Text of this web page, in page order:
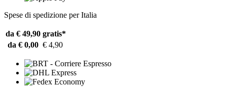
Spese di spedizione per Italia
da € 49,90 gratis*
da € 0,00 € 4,90